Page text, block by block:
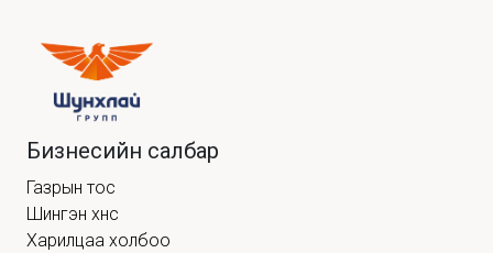
Бизнесийн салбар
Газрын тос
Шингэн хүнс
Харилцаа холбоо